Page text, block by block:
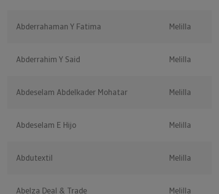
Abderrahaman Y Fatima Melilla
Abderrahim Y Said Melilla
Abdeselam Abdelkader Mohatar Melilla
Abdeselam E Hijo Melilla
Abdutextil Melilla
Abelza Deal & Trade Melilla